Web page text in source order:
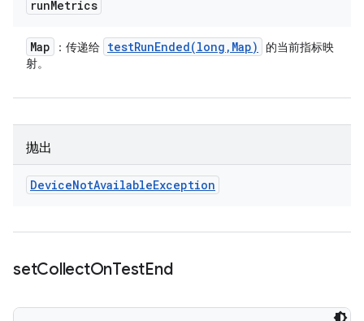
runMetrics
Map ：传递给 testRunEnded(long , Map)
的当前指标映
射。
抛出
DeviceNotAvailableException
setCollectOnTestEnd